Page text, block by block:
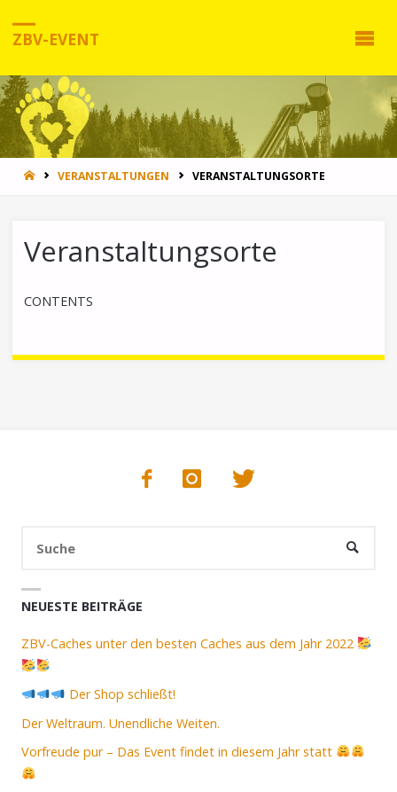
ZBV-EVENT
HOMEVERANSTALTUNGEN VERANSTALTUNGSORTE
Veranstaltungsorte
CONTENTS
SUCHE
NEUESTE BEITRÄGE
ZBV-Caches unter den besten Caches aus dem Jahr 2022
Der Shop schließt!
Der Weltraum. Unendliche Weiten.
Vorfreude pur – Das Event findet in diesem Jahr statt